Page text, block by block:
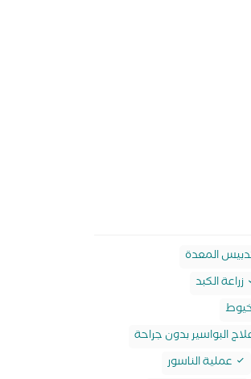
المعدة
زراعة الكبد
البواسير بدون جراحة
عملية الناسور